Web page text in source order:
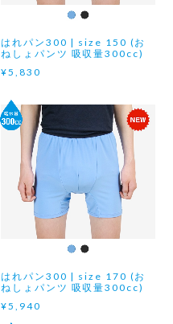
はれパン300 | size 150 (お
ねしょパンツ 吸収量300cc)
¥5,830
はれパン300 | size 170 (お
ねしょパンツ 吸収量300cc)
¥5,940